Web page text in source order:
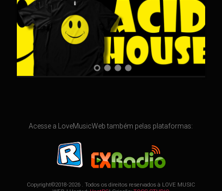
Acesse a LoveMusicWeb também pelas plataformas:
Copyright©2018-2026 . Todos os direitos reservados à LOVE MUSIC